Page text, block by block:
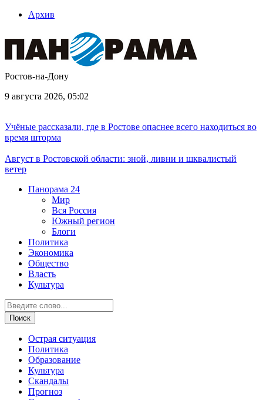
Архив
Ростов-на-Дону
9 августа 2026, 05:02
Учёные рассказали, где в Ростове опаснее всего находиться во
время шторма
Август в Ростовской области: зной, ливни и шквалистый
ветер
Панорама 24
Мир
Вся Россия
Южный регион
Блоги
Политика
Экономика
Общество
Власть
Культура
Острая ситуация
Политика
Образование
Культура
Скандалы
Прогноз